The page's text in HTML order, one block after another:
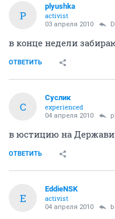
P
plyushka
activist
03 апреля 2010
в конце недели
ОТВЕТИТЬ
С
Суслик
experienced
04 апреля 2010
в юстицию на
ОТВЕТИТЬ
E
EddieNSK
activist
04 апреля 2010